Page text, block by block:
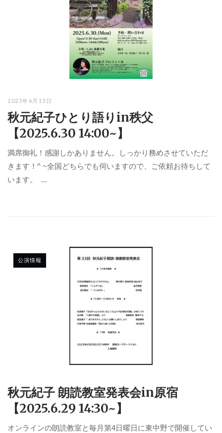
2025年6月13日
秋元紀子ひとり語りin秩父
【2025.6.30 14:00~】
満席御礼！感謝しかありません。しっかり務めさせていただ
きます！^ ~全国どちらでも伺いますので、ご依頼お待ちして
います。 ...
公演情報
秋元紀子 朗読教室発表会in原宿
【2025.6.29 14:30~】
オンラインの朗読教室と毎月第4日曜日に東中野で開催してい